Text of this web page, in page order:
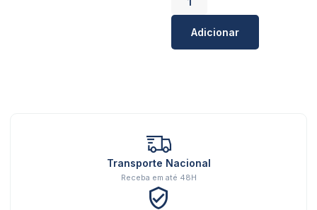
Adicionar
Transporte Nacional
Receba em até 48H